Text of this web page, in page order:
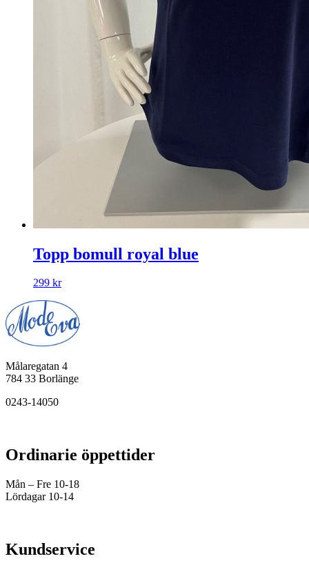
Topp bomull royal blue
299 kr
Målaregatan 4
784 33 Borlänge
0243-14050
Ordinarie öppettider
Mån – Fre 10-18
Lördagar 10-14
Kundservice